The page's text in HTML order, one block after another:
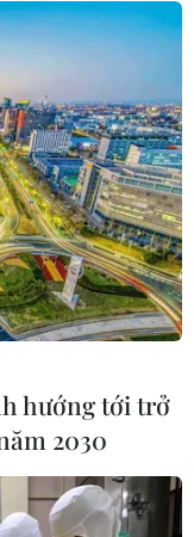
hướng tới trở
2030